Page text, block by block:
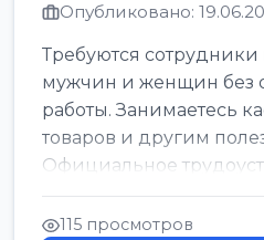
Опубликовано:
Требуются
мужчин и женщин без
работы. Занимаетесь
товаров и другим
Официальное
стабильная зарплата от
115 просмотров